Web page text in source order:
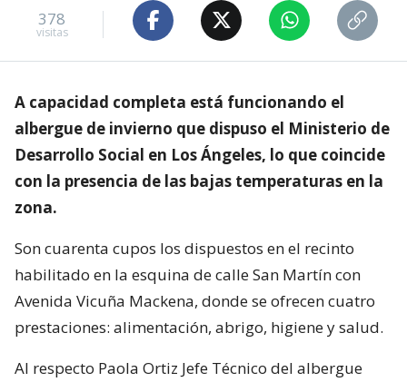
378
visitas
A capacidad completa está funcionando el
albergue de invierno que dispuso el Ministerio de
Desarrollo Social en Los Ángeles, lo que coincide
con la presencia de las bajas temperaturas en la
zona.
Son cuarenta cupos los dispuestos en el recinto
habilitado en la esquina de calle San Martín con
Avenida Vicuña Mackena, donde se ofrecen cuatro
prestaciones: alimentación, abrigo, higiene y salud.
Al respecto Paola Ortiz Jefe Técnico del albergue